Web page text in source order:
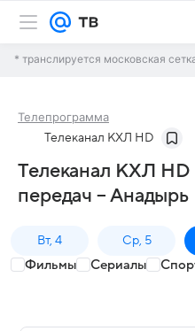
* транслируется московская
Телепрограмма
Телеканал КХЛ HD
Телеканал КХЛ HD
передач – Анадырь
Вт, 4 Ср, 5
Фильмы Сериалы